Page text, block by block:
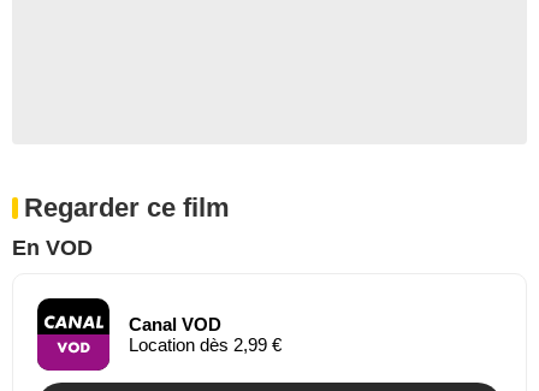
Regarder ce film
En VOD
Canal VOD
Location dès 2,99 €